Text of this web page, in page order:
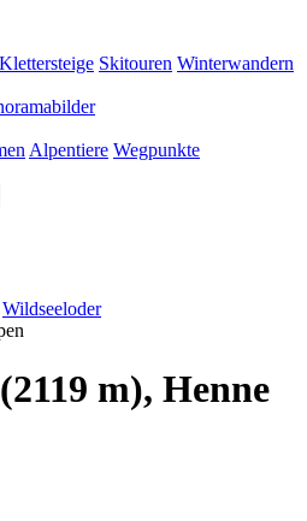
Klettersteige Skitouren Winterwandern
Alpentiere Wegpunkte
Wildseeloder
m), Henne